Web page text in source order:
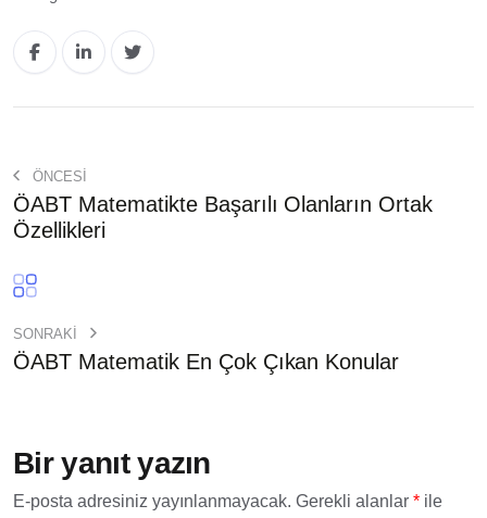
ÖNCESİ
ÖABT Matematikte Başarılı Olanların Ortak
Özellikleri
SONRAKI
ÖABT Matematik En Çok Çıkan Konular
Bir yanıt yazın
E-posta adresiniz yayınlanmayacak. Gerekli alanlar * ile